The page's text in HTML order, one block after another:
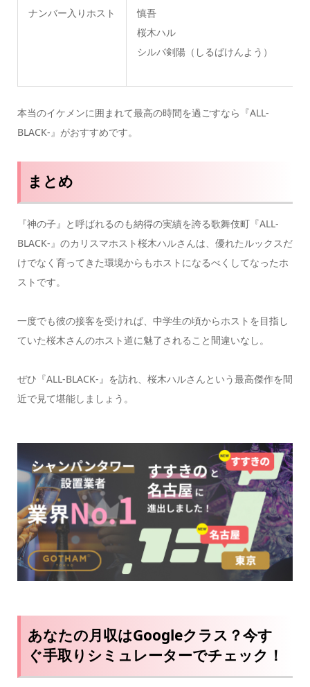
ナンバー入りホスト
慎吾
桜木ハル
シルバ剣陽（しるばけんよう）
本当のイケメンに囲まれて最高の時間を過ごすなら『ALL-
BLACK-』がおすすめです。
まとめ
『神の子』と呼ばれるのも納得の実績を誇る歌舞伎町『ALL-
BLACK-』のカリスマホスト桜木ハルさんは、優れたルックスだ
けでなく育ってきた環境からもホストになるべくしてなったホ
ストです。
一度でも彼の接客を受ければ、中学生の頃からホストを目指し
ていた桜木さんのホスト道に魅了されること間違いなし。
ぜひ『ALL-BLACK-』を訪れ、桜木ハルさんという最高傑作を間
近で見て堪能しましょう。
あなたの月収はGoogleクラス？今す
ぐ手取りシミュレーターでチェック！